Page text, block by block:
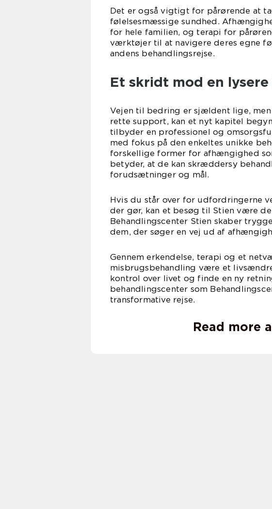
Det er også vigtigt for pårørende at
følelsesmæssige sundhed.
for hele familien, og terapi for
værktøjer til at navigere deres egne
andens behandlingsrejse.
Et skridt mod en
Vejen til bedring er sjældent lige,
rette support, kan et nyt kapitel
tilbyder en professionel og
med fokus på den enkeltes unikke
forskellige former for afhængighed
betyder, at de kan skræddersy
forudsætninger og mål.
Hvis du står over for udfordringerne
der gør, kan et besøg til Stien være
Behandlingscenter Stien skaber
dem, der søger en vej ud af
Gennem erkendelse, terapi og et
misbrugsbehandling være et
kontrol over livet og finde en ny
behandlingscenter som
transformative rejse.
Read more